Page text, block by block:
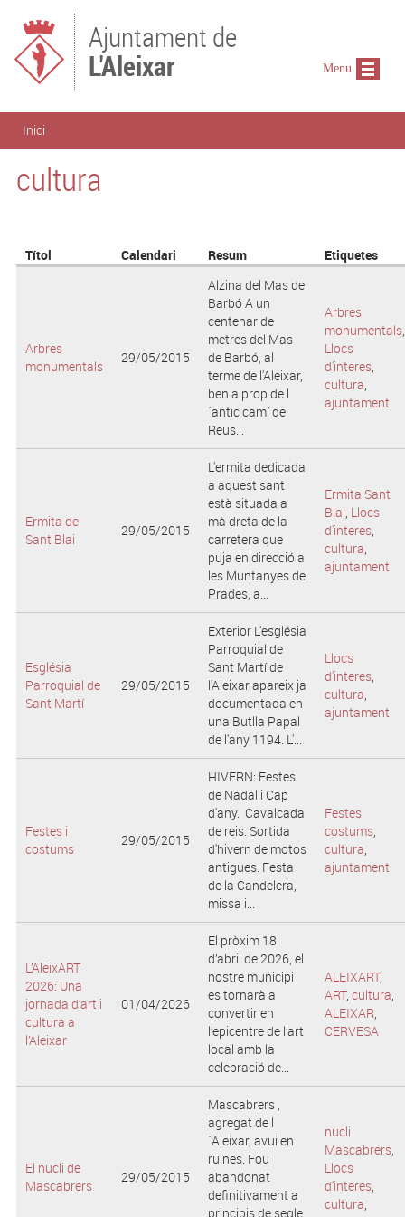
Ajuntament de
L'Aleixar
Esteu aquí
Inici
cultura
Títol Calendari Resum Etiquetes
Arbres
monumentals
29/05/2015
Alzina del Mas de
Barbó A un
centenar de
metres del Mas
de Barbó, al
terme de l'Aleixar,
ben a prop de l
´antic camí de
Reus...
Arbres
monumentals,
Llocs
d'interes,
cultura,
ajuntament
Ermita de
Sant Blai
29/05/2015
L'ermita dedicada
a aquest sant
està situada a
mà dreta de la
carretera que
puja en direcció a
les Muntanyes de
Prades, a...
Ermita Sant
Blai, Llocs
d'interes,
cultura,
ajuntament
Església
Parroquial de
Sant Martí
29/05/2015
Exterior L'església
Parroquial de
Sant Martí de
l'Aleixar apareix ja
documentada en
una Butlla Papal
de l'any 1194. L'...
Llocs
d'interes,
cultura,
ajuntament
Festes i
costums
29/05/2015
HIVERN: Festes
de Nadal i Cap
d'any. Cavalcada
de reis. Sortida
d'hivern de motos
antigues. Festa
de la Candelera,
missa i...
Festes
costums,
cultura,
ajuntament
L’AleixART
2026: Una
jornada d’art i
cultura a
l’Aleixar
01/04/2026
El pròxim 18
d’abril de 2026, el
nostre municipi
es tornarà a
convertir en
l’epicentre de l’art
local amb la
celebració de...
ALEIXART,
ART, cultura,
ALEIXAR,
CERVESA
El nucli de
Mascabrers
29/05/2015
Mascabrers ,
agregat de l
´Aleixar, avui en
ruïnes. Fou
abandonat
definitivament a
principis de segle,
nucli
Mascabrers,
Llocs
d'interes,
cultura,
Menu